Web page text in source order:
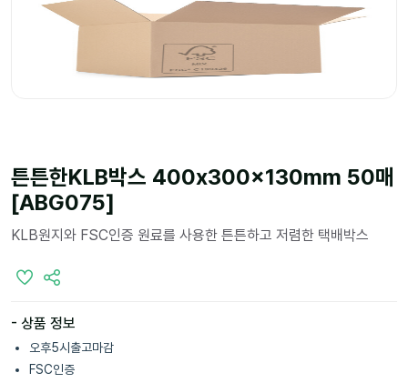
튼튼한KLB박스 400x300x130mm 50매
[ABG075]
KLB원지와 FSC인증 원료를 사용한 튼튼하고 저렴한 택배박스
- 상품 정보
오후5시출고마감
FSC인증